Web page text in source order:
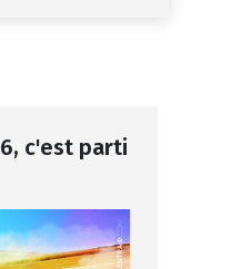
c'est parti